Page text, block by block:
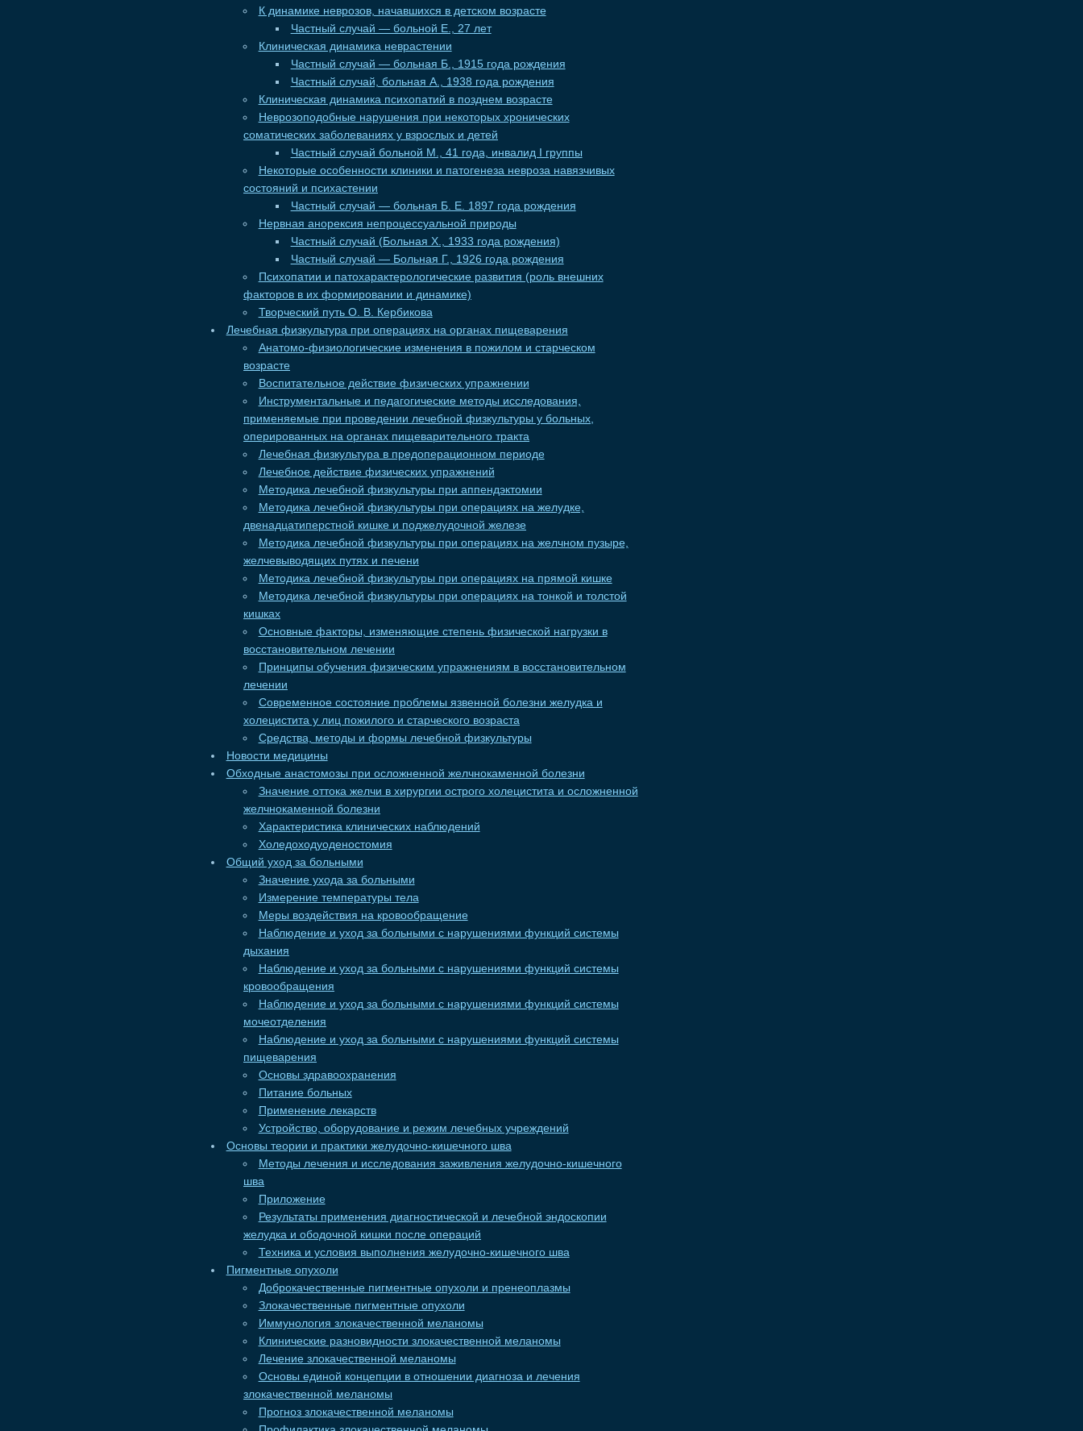
К динамике неврозов, начавшихся в детском возрасте
Частный случай — больной Е., 27 лет
Клиническая динамика неврастении
Частный случай — больная Б., 1915 года рождения
Частный случай, больная А., 1938 года рождения
Клиническая динамика психопатий в позднем возрасте
Неврозоподобные нарушения при некоторых хронических
соматических заболеваниях у взрослых и детей
Частный случай больной М., 41 года, инвалид I группы
Некоторые особенности клиники и патогенеза невроза навязчивых
состояний и психастении
Частный случай — больная Б. Е. 1897 года рождения
Нервная анорексия непроцессуальной природы
Частный случай (Больная X., 1933 года рождения)
Частный случай — Больная Г., 1926 года рождения
Психопатии и патохарактерологические развития (роль внешних
факторов в их формировании и динамике)
Творческий путь О. В. Кербикова
Лечебная физкультура при операциях на органах пищеварения
Анатомо-физиологические изменения в пожилом и старческом
возрасте
Воспитательное действие физических упражнении
Инструментальные и педагогические методы исследования,
применяемые при проведении лечебной физкультуры у больных,
оперированных на органах пищеварительного тракта
Лечебная физкультура в предоперационном периоде
Лечебное действие физических упражнений
Методика лечебной физкультуры при аппендэктомии
Методика лечебной физкультуры при операциях на желудке,
двенадцатиперстной кишке и поджелудочной железе
Методика лечебной физкультуры при операциях на желчном пузыре,
желчевыводящих путях и печени
Методика лечебной физкультуры при операциях на прямой кишке
Методика лечебной физкультуры при операциях на тонкой и толстой
кишках
Основные факторы, изменяющие степень физической нагрузки в
восстановительном лечении
Принципы обучения физическим упражнениям в восстановительном
лечении
Современное состояние проблемы язвенной болезни желудка и
холецистита у лиц пожилого и старческого возраста
Средства, методы и формы лечебной физкультуры
Новости медицины
Обходные анастомозы при осложненной желчнокаменной болезни
Значение оттока желчи в хирургии острого холецистита и осложненной
желчнокаменной болезни
Характеристика клинических наблюдений
Холедоходуоденостомия
Общий уход за больными
Значение ухода за больными
Измерение температуры тела
Меры воздействия на кровообращение
Наблюдение и уход за больными с нарушениями функций системы
дыхания
Наблюдение и уход за больными с нарушениями функций системы
кровообращения
Наблюдение и уход за больными с нарушениями функций системы
мочеотделения
Наблюдение и уход за больными с нарушениями функций системы
пищеварения
Основы здравоохранения
Питание больных
Применение лекарств
Устройство, оборудование и режим лечебных учреждений
Основы теории и практики желудочно-кишечного шва
Методы лечения и исследования заживления желудочно-кишечного
шва
Приложение
Результаты применения диагностической и лечебной эндоскопии
желудка и ободочной кишки после операций
Техника и условия выполнения желудочно-кишечного шва
Пигментные опухоли
Доброкачественные пигментные опухоли и пренеоплазмы
Злокачественные пигментные опухоли
Иммунология злокачественной меланомы
Клинические разновидности злокачественной меланомы
Лечение злокачественной меланомы
Основы единой концепции в отношении диагноза и лечения
злокачественной меланомы
Прогноз злокачественной меланомы